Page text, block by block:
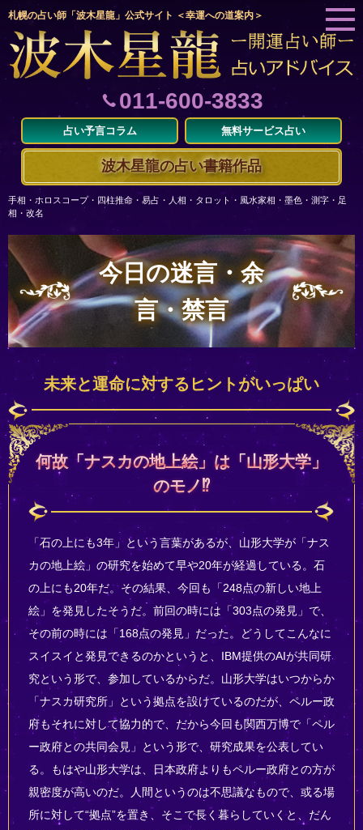
札幌の占い師「波木星龍」公式サイト ＜幸運への道案内＞
011-600-3833
占い予言コラム 無料サービス占い
波木星龍の占い書籍作品
手相・ホロスコープ・四柱推命・易占・人相・タロット・風水家相・墨色・測字・足
相・改名
今日の迷言・余
言・禁言
未来と運命に対するヒントがいっぱい
何故「ナスカの地上絵」は「山形大学」
のモノ⁉
「石の上にも3年」という言葉があるが、山形大学が「ナス
カの地上絵」の研究を始めて早や20年が経過している。石
の上にも20年だ。その結果、今回も「248点の新しい地上
絵」を発見したそうだ。前回の時には「303点の発見」で、
その前の時には「168点の発見」だった。どうしてこんなに
スイスイと発見できるのかというと、IBM提供のAIが共同研
究という形で、参加しているからだ。山形大学はいつからか
「ナスカ研究所」という拠点を設けているのだが、ペルー政
府もそれに対して協力的で、だから今回も関西万博で「ペル
ー政府との共同会見」という形で、研究成果を公表してい
る。もはや山形大学は、日本政府よりもペルー政府との方が
親密度が高いのだ。人間というのは不思議なもので、或る場
所に対して“拠点”を置き、そこで長く暮らしていくと、だん